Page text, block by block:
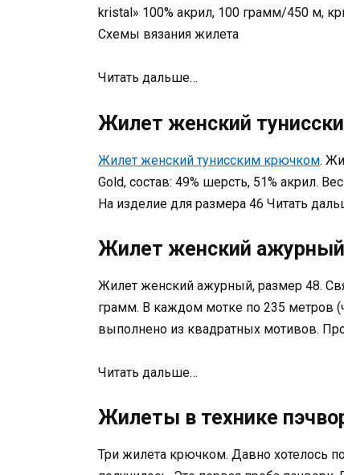
kristal» 100% акрил, 100 грамм/450 м,
Схемы вязания жилета
Читать дальше…
Жилет женский
Жилет женский тунисским крючком.
Gold, состав: 49% шерсть, 51% акрил.
На изделие для размера 46 Читать
Жилет женский
Жилет женский ажурный, размер 48.
грамм. В каждом мотке по 235 метров
выполнено из квадратных мотивов.
Читать дальше…
Жилеты в технике
Три жилета крючком. Давно хотелось